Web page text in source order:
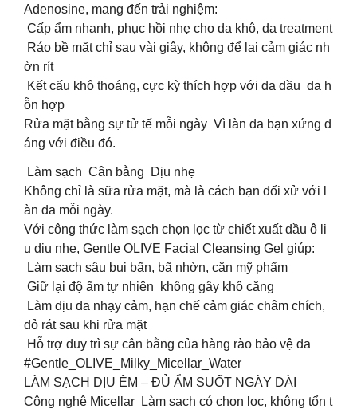
Adenosine, mang đến trải nghiệm:
Cấp ẩm nhanh, phục hồi nhẹ cho da khô, da treatment
Ráo bề mặt chỉ sau vài giây, không để lại cảm giác nh
ờn rít
Kết cấu khô thoáng, cực kỳ thích hợp với da dầu da h
ỗn hợp
Rửa mặt bằng sự tử tế mỗi ngày Vì làn da bạn xứng đ
áng với điều đó.
Làm sạch Cân bằng Dịu nhẹ
Không chỉ là sữa rửa mặt, mà là cách bạn đối xử với l
àn da mỗi ngày.
Với công thức làm sạch chọn lọc từ chiết xuất dầu ô li
u dịu nhẹ, Gentle OLIVE Facial Cleansing Gel giúp:
Làm sạch sâu bụi bẩn, bã nhờn, cặn mỹ phẩm
Giữ lại độ ẩm tự nhiên không gây khô căng
Làm dịu da nhạy cảm, hạn chế cảm giác châm chích,
đỏ rát sau khi rửa mặt
Hỗ trợ duy trì sự cân bằng của hàng rào bảo vệ da
#Gentle_OLIVE_Milky_Micellar_Water
LÀM SẠCH DỊU ÊM – ĐỦ ẨM SUỐT NGÀY DÀI
Công nghệ Micellar Làm sạch có chọn lọc, không tổn t